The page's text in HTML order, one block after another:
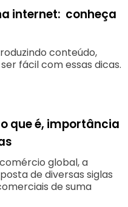
internet: conheça
conteúdo,
fácil com essas dicas.
que é, importância
global, a
de diversas siglas
de suma